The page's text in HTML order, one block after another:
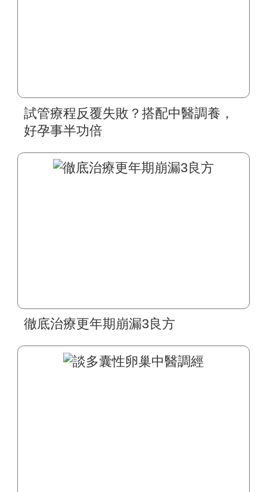
試管療程反覆失敗？搭配中醫調養，
好孕事半功倍
徹底治療更年期崩漏3良方